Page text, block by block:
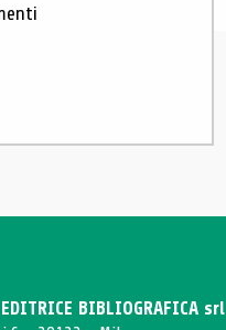
BIBLIOGRAFICA srl